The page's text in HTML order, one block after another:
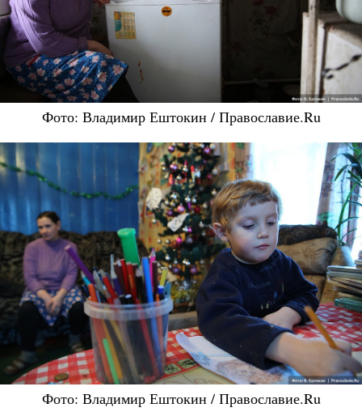
Фото: Владимир Ештокин / Православие.Ru
Фото: Владимир Ештокин / Православие.Ru